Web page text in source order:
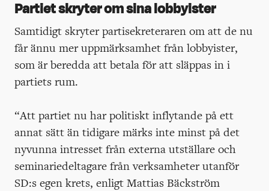
Partiet skryter om sina lobbyister
Samtidigt skryter partisekreteraren om att de nu
får ännu mer uppmärksamhet från lobbyister,
som är beredda att betala för att släppas in i
partiets rum.
“Att partiet nu har politiskt inflytande på ett
annat sätt än tidigare märks inte minst på det
nyvunna intresset från externa utställare och
seminariedeltagare från verksamheter utanför
SD:s egen krets, enligt Mattias Bäckström